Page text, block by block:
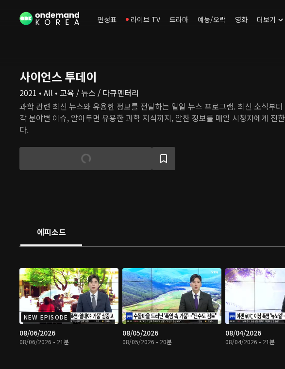
편성표 라이브 TV 드라마 예능/오락 영화 더보기
사이언스 투데이
2021 • All • 교육 / 뉴스 / 다큐멘터리
과학 관련 최신 뉴스와 유용한 정보를 전달하는 일일 뉴스 프로그램. 최신 소식부터
각 분야별 이슈, 알아두면 유용한 과학 지식까지, 알찬 정보를 매일 시청자에게 전한
다.
에피소드
NEW EPISODE
08/06/2026
08/06/2026 • 21분
08/05/2026
08/05/2026 • 20분
08/04/2026
08/04/2026 • 21분